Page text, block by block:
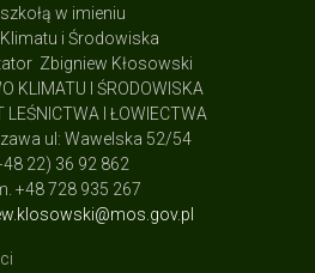
w imieniu
i Środowiska
Zbigniew Kłosowski
KLIMATU I ŚRODOWISKA
LEŚNICTWA I ŁOWIECTWA
ul: Wawelska 52/54
22) 36 92 862
+48 728 935 267